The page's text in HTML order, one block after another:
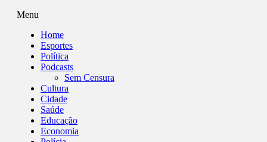
Menu
Home
Esportes
Política
Podcasts
Sem Censura
Cultura
Cidade
Saúde
Educação
Economia